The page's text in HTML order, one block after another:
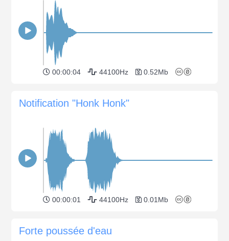
00:00:04 44100Hz 0.52Mb
Notification "Honk Honk"
00:00:01 44100Hz 0.01Mb
Forte poussée d'eau